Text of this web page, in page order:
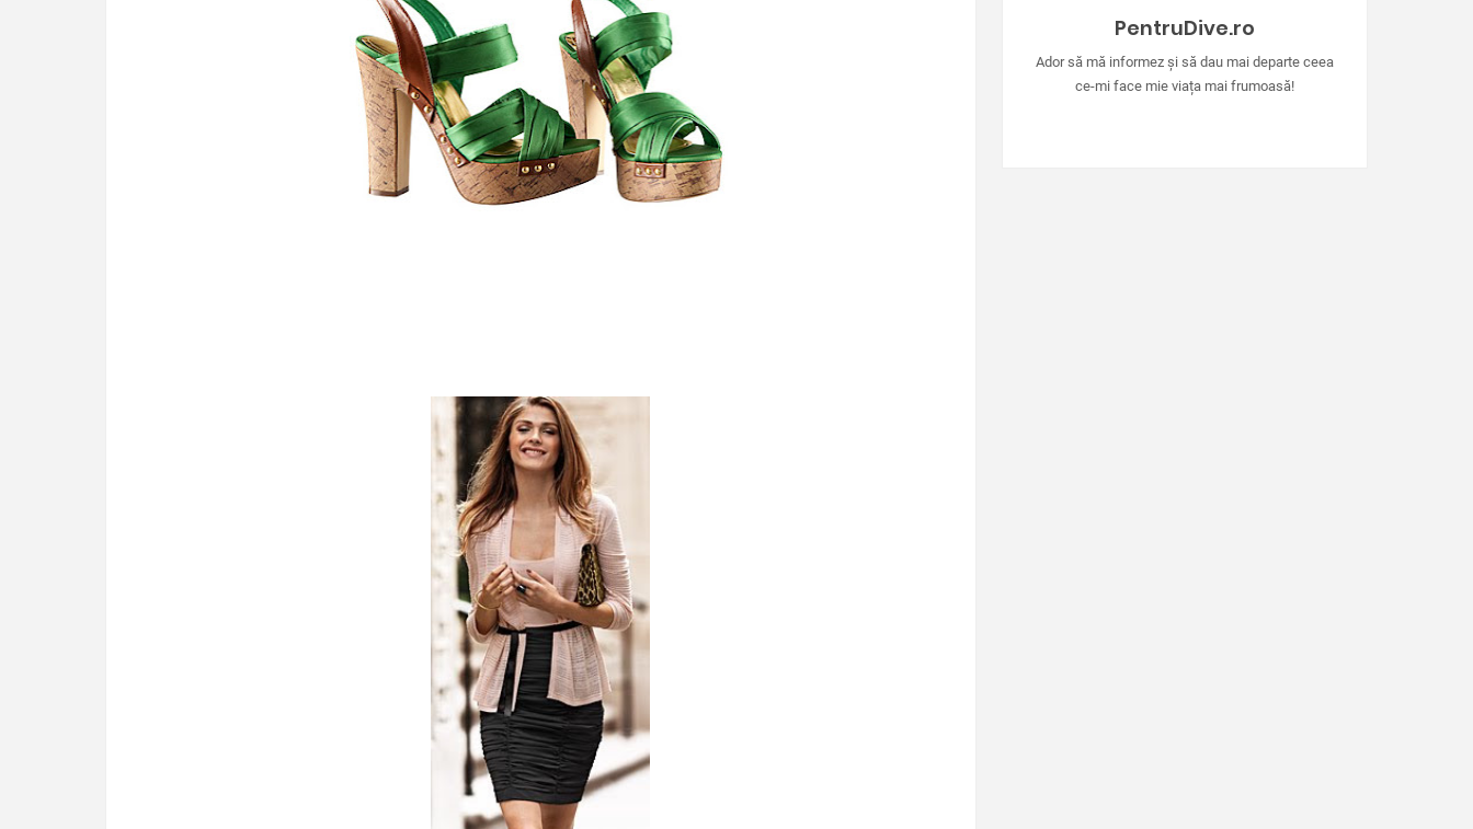
PentruDive.ro
Ador să mă informez și să dau mai departe ceea
ce-mi face mie viața mai frumoasă!